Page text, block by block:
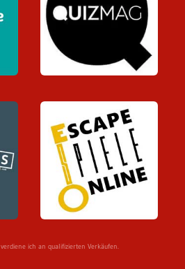
ich an qualifizierten Verkäufen.